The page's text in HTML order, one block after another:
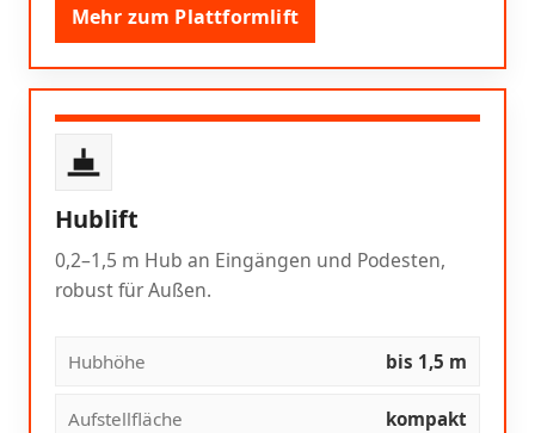
Mehr zum Plattformlift
Hublift
0,2–1,5 m Hub an Eingängen und Podesten,
robust für Außen.
Hubhöhe bis 1,5 m
Aufstellfläche kompakt